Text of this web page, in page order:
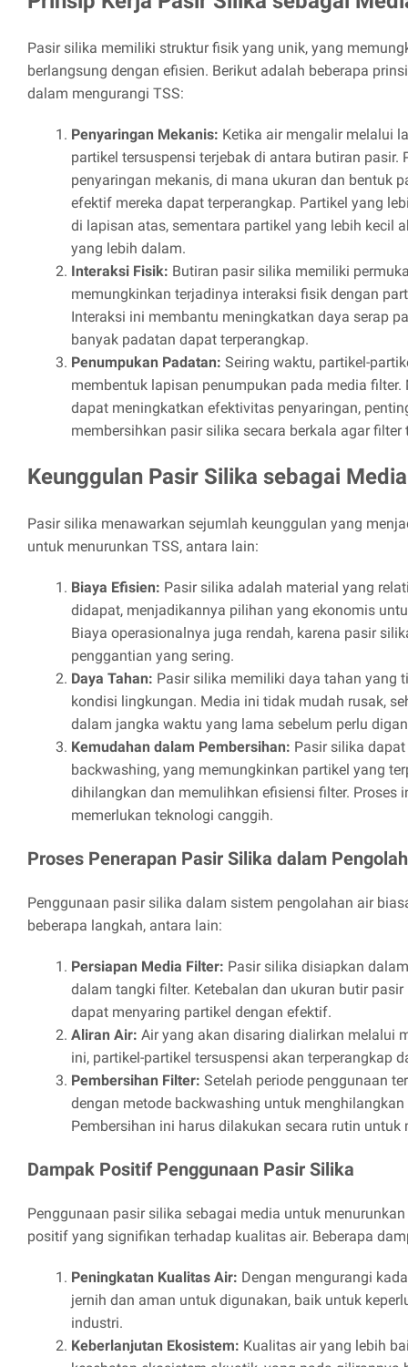
Pasir silika memiliki struktur fisik yang unik, yang
berlangsung dengan efisien. Berikut adalah beberapa
dalam mengurangi TSS:
Penyaringan Mekanis: Ketika air mengalir melalui
partikel tersuspensi terjebak di antara butiran pasir.
penyaringan mekanis, di mana ukuran dan bentuk
efektif mereka dapat terperangkap. Partikel yang
di lapisan atas, sementara partikel yang lebih kecil
yang lebih dalam.
Interaksi Fisik: Butiran pasir silika memiliki
memungkinkan terjadinya interaksi fisik dengan
Interaksi ini membantu meningkatkan daya serap
banyak padatan dapat terperangkap.
Penumpukan Padatan: Seiring waktu, partikel-
membentuk lapisan penumpukan pada media
dapat meningkatkan efektivitas penyaringan,
membersihkan pasir silika secara berkala agar
Keunggulan Pasir Silika sebagai
Pasir silika menawarkan sejumlah keunggulan yang
untuk menurunkan TSS, antara lain:
Biaya Efisien: Pasir silika adalah material yang
didapat, menjadikannya pilihan yang ekonomis
Biaya operasionalnya juga rendah, karena pasir
penggantian yang sering.
Daya Tahan: Pasir silika memiliki daya tahan yang
kondisi lingkungan. Media ini tidak mudah rusak,
dalam jangka waktu yang lama sebelum perlu
Kemudahan dalam Pembersihan: Pasir silika
backwashing, yang memungkinkan partikel yang
dihilangkan dan memulihkan efisiensi filter. Proses
memerlukan teknologi canggih.
Proses Penerapan Pasir Silika dalam
Penggunaan pasir silika dalam sistem pengolahan air
beberapa langkah, antara lain:
Persiapan Media Filter: Pasir silika disiapkan
dalam tangki filter. Ketebalan dan ukuran butir
dapat menyaring partikel dengan efektif.
Aliran Air: Air yang akan disaring dialirkan melalui
ini, partikel-partikel tersuspensi akan terperangkap
Pembersihan Filter: Setelah periode penggunaan
dengan metode backwashing untuk
Pembersihan ini harus dilakukan secara rutin untuk
Dampak Positif Penggunaan Pasir Silika
Penggunaan pasir silika sebagai media untuk
positif yang signifikan terhadap kualitas air. Beberapa
Peningkatan Kualitas Air: Dengan mengurangi
jernih dan aman untuk digunakan, baik untuk
industri.
Keberlanjutan Ekosistem: Kualitas air yang lebih